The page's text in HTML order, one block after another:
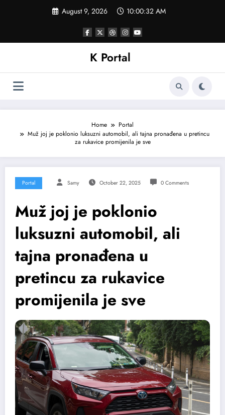
August 9, 2026 10:00:34 AM
K Portal
Home
Portal
Muž joj je poklonio luksuzni automobil, ali tajna pronađena u pretincu
za rukavice promijenila je sve
Portal Samy October 22, 2025 0 Comments
Muž joj je poklonio
luksuzni automobil, ali
tajna pronađena u
pretincu za rukavice
promijenila je sve